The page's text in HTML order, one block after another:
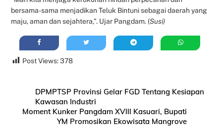
bersama-sama menjadikan Teluk Bintuni sebagai daerah yang
maju, aman dan sejahtera,”. Ujar Pangdam. (Susi)
Post Views: 378
DPMPTSP Provinsi Gelar FGD Tentang Kesiapan
Kawasan Industri
Moment Kunker Pangdam XVlll Kasuari, Bupati
YM Promosikan Ekowisata Mangrove